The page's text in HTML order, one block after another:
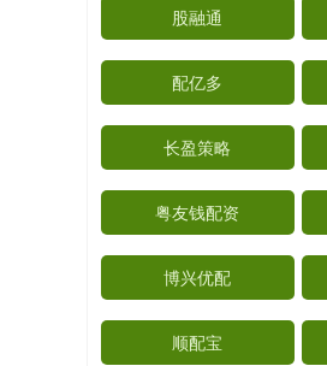
股融通
配亿多
长盈策略
粤友钱配资
博兴优配
顺配宝